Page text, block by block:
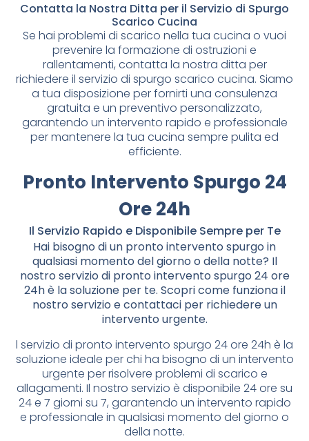
Contatta la Nostra Ditta per il Servizio di Spurgo
Scarico Cucina
Se hai problemi di scarico nella tua cucina o vuoi
prevenire la formazione di ostruzioni e
rallentamenti, contatta la nostra ditta per
richiedere il servizio di spurgo scarico cucina. Siamo
a tua disposizione per fornirti una consulenza
gratuita e un preventivo personalizzato,
garantendo un intervento rapido e professionale
per mantenere la tua cucina sempre pulita ed
efficiente.
Pronto Intervento Spurgo 24
Ore 24h
Il Servizio Rapido e Disponibile Sempre per Te
Hai bisogno di un pronto intervento spurgo in
qualsiasi momento del giorno o della notte? Il
nostro servizio di pronto intervento spurgo 24 ore
24h è la soluzione per te. Scopri come funziona il
nostro servizio e contattaci per richiedere un
intervento urgente.
l servizio di pronto intervento spurgo 24 ore 24h è la
soluzione ideale per chi ha bisogno di un intervento
urgente per risolvere problemi di scarico e
allagamenti. Il nostro servizio è disponibile 24 ore su
24 e 7 giorni su 7, garantendo un intervento rapido
e professionale in qualsiasi momento del giorno o
della notte.